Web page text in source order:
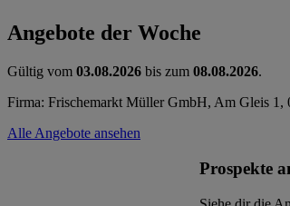
Angebote der Woche
Gültig vom 03.08.2026 bis zum 08.08.2026.
Firma: Frischemarkt Müller GmbH, Am Gleis 1,
Alle Angebote ansehen
Prospekte